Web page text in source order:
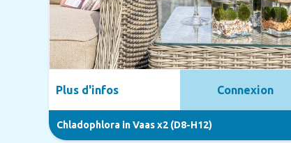
Chladophlora in Vaas x2 (D8-H12)
Plus d'infos Connexion